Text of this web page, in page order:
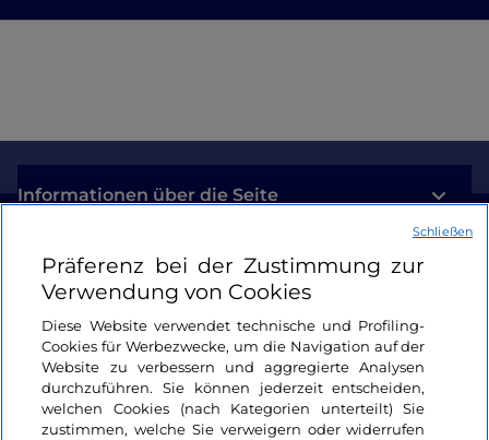
Informationen über die Seite
Nützliche Links
Login
Bleiben wir in Kontakt
Präferenz bei der Zustimmung zur
Verwendung von Cookies
Diese Website verwendet technische und Profiling-
Cookies für Werbezwecke, um die Navigation auf der
Website zu verbessern und aggregierte Analysen
durchzuführen. Sie können jederzeit entscheiden,
welchen Cookies (nach Kategorien unterteilt) Sie
zustimmen, welche Sie verweigern oder widerrufen
Schließen